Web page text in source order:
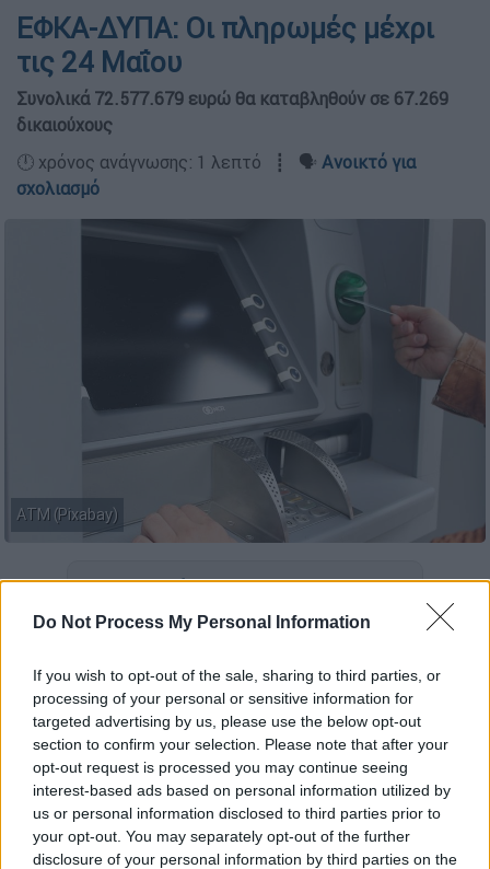
Do Not Process My Personal Information
If you wish to opt-out of the sale, sharing to third parties, or
processing of your personal or sensitive information for
targeted advertising by us, please use the below opt-out
section to confirm your selection. Please note that after your
opt-out request is processed you may continue seeing
interest-based ads based on personal information utilized by
us or personal information disclosed to third parties prior to
your opt-out. You may separately opt-out of the further
disclosure of your personal information by third parties on the
ΕΦΚΑ-ΔΥΠΑ: Οι πληρωμές μέχρι
τις 24 Μαΐου
Συνολικά 72.577.679 ευρώ θα καταβληθούν σε 67.269
δικαιούχους
🕛 χρόνος ανάγνωσης: 1 λεπτό ┋ 🗣️ Ανοικτό για
σχολιασμό
ΑΤΜ (Pixabay)
Προσθέστε το ΕΘΝΟΣ στη Google
σε67.269 δικαιούχους,από τις 20 έως τις 24
Μαΐου 2024, στο πλαίσιο των
προγραμματισμένων καταβολών τουe-ΕΦΚΑ
και της Δημόσιας Υπηρεσίας Απασχόλησης
(ΔΥΠΑ).
Οι πληρωμές